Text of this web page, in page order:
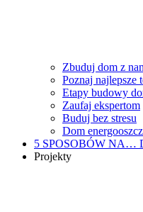
Zbuduj dom z
Poznaj najlepsze
Etapy budowy
Zaufaj ekspertom
Buduj bez stresu
Dom
5 SPOSOBÓW NA…
Projekty